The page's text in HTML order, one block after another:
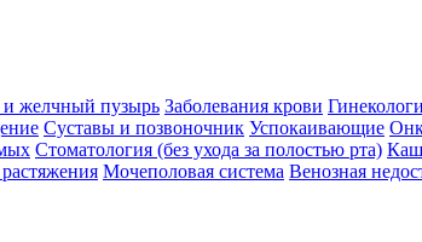
и желчный пузырь Заболевания крови
Суставы и позвоночник Успокаивающие
Стоматология (без ухода за полостью рта)
Мочеполовая система Венозная